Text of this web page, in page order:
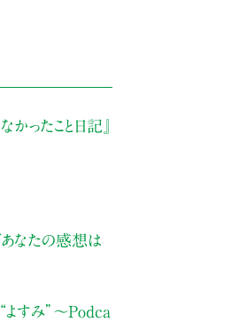
ったこと日記』
あなたの感想は
すみ” 〜Podca